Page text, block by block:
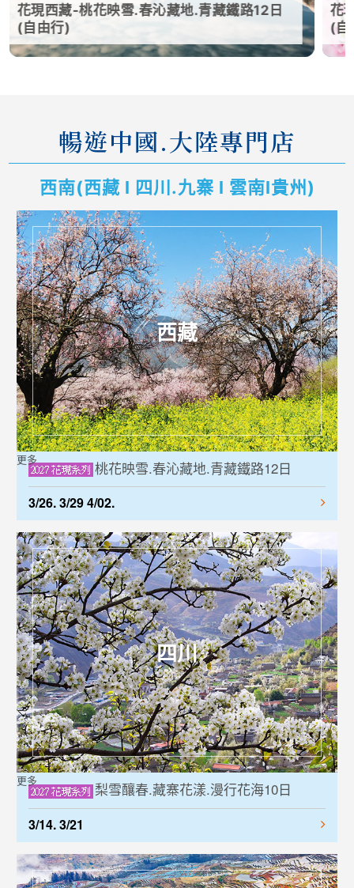
西藏-桃花映雪.春沁藏地.青藏鐵路12日
由行)
花現四
(自由行)
暢遊中國.大陸專門店
西南(西藏 l 四川.九寨 l 雲南l貴州)
西藏
桃花映雪.春沁藏地.青藏鐵路12日
3/26. 3/29 4/02.
更多
四川
梨雪釀春.藏寨花漾.漫行花海10日
3/14. 3/21
更多